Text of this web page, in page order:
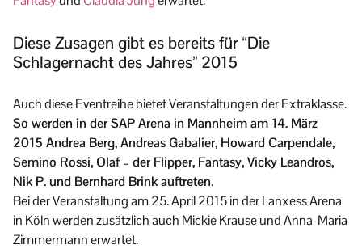
Diese Zusagen gibt es bereits für “Die
Schlagernacht des Jahres” 2015
Auch diese Eventreihe bietet Veranstaltungen der Extraklasse.
So werden in der SAP Arena in Mannheim am 14. März
2015 Andrea Berg, Andreas Gabalier, Howard Carpendale,
Semino Rossi, Olaf – der Flipper, Fantasy, Vicky Leandros,
Nik P. und Bernhard Brink auftreten.
Bei der Veranstaltung am 25. April 2015 in der Lanxess Arena
in Köln werden zusätzlich auch Mickie Krause und Anna-Maria
Zimmermann erwartet.